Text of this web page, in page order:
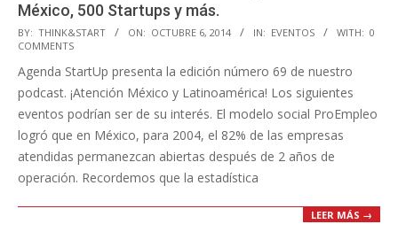
México, 500 Startups y más.
2014-
10-
06
BY: THINK&START ON: OCTUBRE 6, 2014 IN: EVENTOS WITH: 0
COMMENTS
Agenda StartUp presenta la edición número 69 de nuestro
podcast. ¡Atención México y Latinoamérica! Los siguientes
eventos podrían ser de su interés. El modelo social ProEmpleo
logró que en México, para 2004, el 82% de las empresas
atendidas permanezcan abiertas después de 2 años de
operación. Recordemos que la estadística
LEER MÁS →